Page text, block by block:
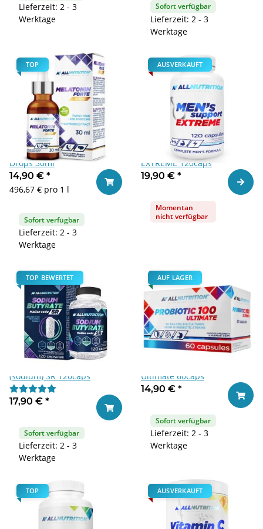
Lieferzeit: 2 - 3
Werktage
Sofort verfügbar
Lieferzeit: 2 - 3
Werktage
TOP
Allnutrition Melatonin Forte
Drops 30ml
14,90 € *
496,67 € pro 1 l
Sofort verfügbar
Lieferzeit: 2 - 3
Werktage
In den Warenkorb
AUSVERKAUFT
Allnutrition MEN'S SUPPORT
EXTREME 120caps
19,90 € *
Momentan
nicht verfügbar
Zum
TOP BEWERTET
Allnutrition Natriumbutyrat
(sodium) SR 120caps
17,90 € *
Sofort verfügbar
Lieferzeit: 2 - 3
Werktage
In den Warenkorb
AUF LAGER
Ultimate 60caps
14,90 € *
Sofort verfügbar
Lieferzeit: 2 - 3
Werktage
In
TOP AUSVERKAUFT